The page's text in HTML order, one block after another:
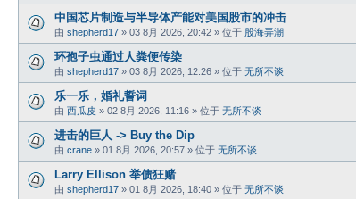
中国芯片制造与半导体产能对美国股市的冲击
由 shepherd17 » 03 8月 2026, 20:42 » 位于 股海弄潮
环孢子虫通过人粪便传染
由 shepherd17 » 03 8月 2026, 12:26 » 位于 无所不谈
乐一乐，婚礼誓词
由 西瓜皮 » 02 8月 2026, 11:16 » 位于 无所不谈
进击的巨人 -> Buy the Dip
由 crane » 01 8月 2026, 20:57 » 位于 无所不谈
Larry Ellison 举债狂赌
由 shepherd17 » 01 8月 2026, 18:40 » 位于 无所不谈